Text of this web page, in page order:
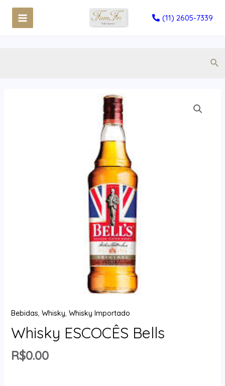
(11) 2605-7339
Bebidas, Whisky, Whisky Importado
Whisky ESCOCÊS Bells
R$0.00